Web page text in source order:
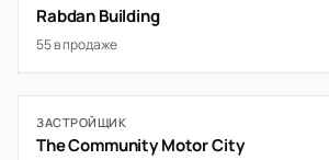
Rabdan Building
55 в продаже
ЗАСТРОЙЩИК
The Community Motor City